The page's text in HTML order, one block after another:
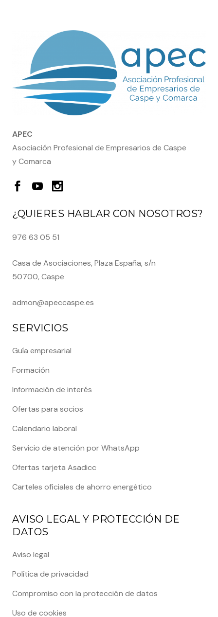
APEC
Asociación Profesional de Empresarios de Caspe
y Comarca
¿QUIERES HABLAR CON NOSOTROS?
976 63 05 51
Casa de Asociaciones, Plaza España, s/n
50700, Caspe
admon@apeccaspe.es
SERVICIOS
Guía empresarial
Formación
Información de interés
Ofertas para socios
Calendario laboral
Servicio de atención por WhatsApp
Ofertas tarjeta Asadicc
Carteles oficiales de ahorro energético
AVISO LEGAL Y PROTECCIÓN DE
DATOS
Aviso legal
Política de privacidad
Compromiso con la protección de datos
Uso de cookies